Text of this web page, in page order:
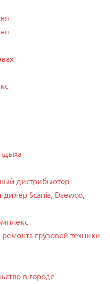
дистрибьютор
Scania, Daewoo,
грузовой техники
в городе